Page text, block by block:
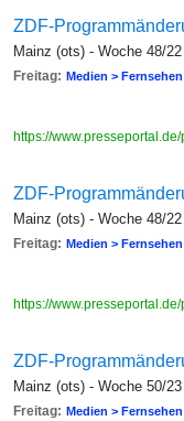
ZDF-
Mainz (ots) - Woche 48/
Freitag: Medien > Fernsehen
https://
ZDF-
Mainz (ots) - Woche 48/
Freitag: Medien > Fernsehen
https://
ZDF-
Mainz (ots) - Woche 50/
Freitag: Medien > Fernsehen